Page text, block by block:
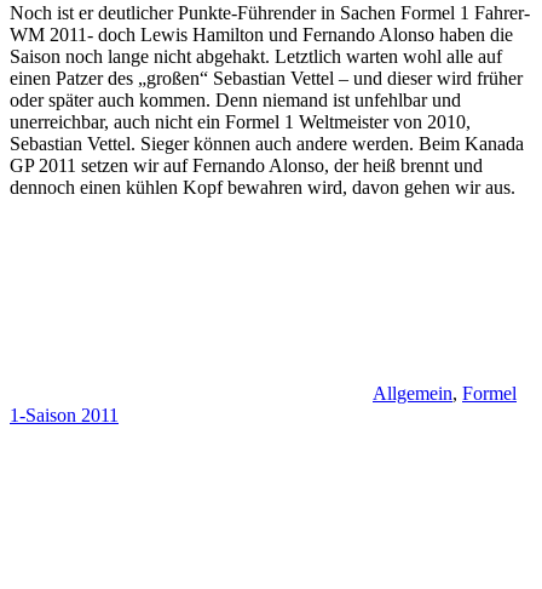
Noch ist er deutlicher Punkte-Führender in Sachen Formel 1 Fahrer-
WM 2011- doch Lewis Hamilton und Fernando Alonso haben die
Saison noch lange nicht abgehakt. Letztlich warten wohl alle auf
einen Patzer des „großen“ Sebastian Vettel – und dieser wird früher
oder später auch kommen. Denn niemand ist unfehlbar und
unerreichbar, auch nicht ein Formel 1 Weltmeister von 2010,
Sebastian Vettel. Sieger können auch andere werden. Beim Kanada
GP 2011 setzen wir auf Fernando Alonso, der heiß brennt und
dennoch einen kühlen Kopf bewahren wird, davon gehen wir aus.
Allgemein, Formel
1-Saison 2011